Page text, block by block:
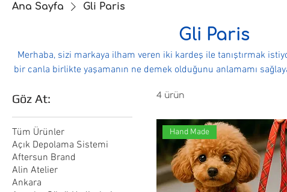
Ana Sayfa Gli Paris
Gli Paris
Merhaba, sizi markaya ilham veren iki kardeş ile tanıştırmak istiyorum Gli
bir canla birlikte yaşamanın ne demek olduğunu anlamamı
anlamamı sağlayan küçük kardeş.
Göz At:
Tüm Ürünler
Açık Depolama Sistemi
Aftersun Brand
Alin Atelier
Ankara
4 ürün
Hand Made